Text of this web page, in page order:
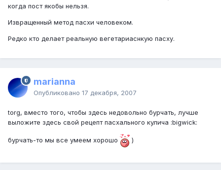
когда пост якобы нельзя.
Извращенный метод пасхи человеком.
Редко кто делает реальную вегетариаснкую пасху.
marianna
Опубликовано 17 декабря, 2007
torg, вместо того, чтобы здесь недовольно бурчать, лучше
выложите здесь свой рецепт пасхального кулича :bigwick:
бурчать-то мы все умеем хорошо )